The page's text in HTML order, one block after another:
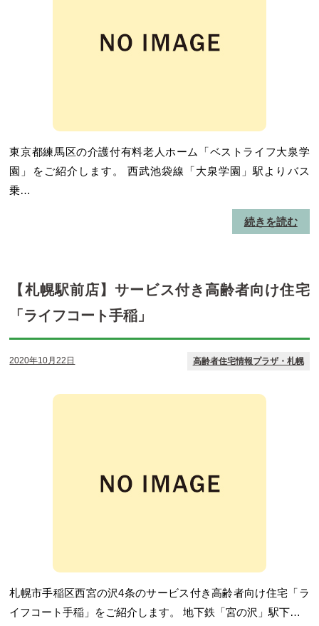
東京都練馬区の介護付有料老人ホーム「ベストライフ大泉学
園」をご紹介します。 西武池袋線「大泉学園」駅よりバス
乗…
続きを読む
【札幌駅前店】サービス付き高齢者向け住宅
「ライフコート手稲」
2020年10月22日 高齢者住宅情報プラザ・札幌
札幌市手稲区西宮の沢4条のサービス付き高齢者向け住宅「ラ
イフコート手稲」をご紹介します。 地下鉄「宮の沢」駅下…